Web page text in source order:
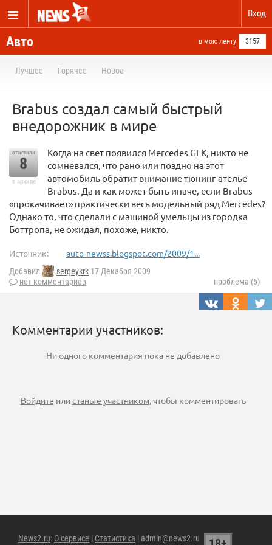
Вход
Авто в мою ленту 3157
Лучшее Горячее Новое
Brabus создал самый быстрый
внедорожник в мире
отметили
8
в архиве
Когда на свет появился Mercedes GLK, никто не
сомневался, что рано или поздно на этот
автомобиль обратит внимание тюнинг-ателье
Brabus. Да и как может быть иначе, если Brabus
«прокачивает» практически весь модельный ряд Mercedes?
Однако то, что сделали с машиной умельцы из городка
Боттропа, не ожидал, похоже, никто.
Источник: auto-newss.blogspot.com/2009/1...
Добавил sergeykrk 17 Декабря 2009
нет комментариев
проблема (6)
Комментарии участников:
Ни одного комментария пока не добавлено
Войдите илистаньте участником, чтобы комментировать
News2.ru: О сервисе | Статистика | admin@news2.ru